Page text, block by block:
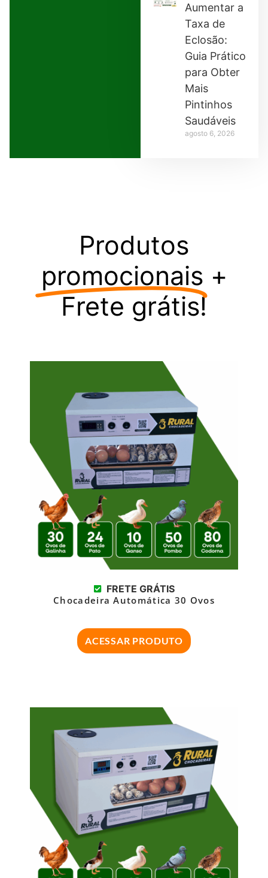
Aumentar a
Taxa de
Eclosão:
Guia Prático
para Obter
Mais
Pintinhos
Saudáveis
agosto 6, 2026
Produtos
promocionais +
Frete grátis!
FRETE GRÁTIS
Chocadeira Automática 30 Ovos
ACESSAR PRODUTO